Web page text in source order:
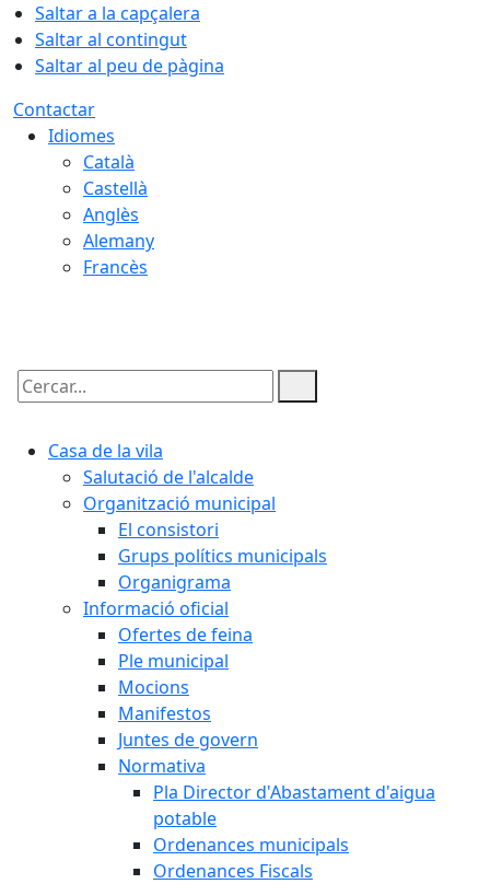
Saltar a la capçalera
Saltar al contingut
Saltar al peu de pàgina
Contactar
Idiomes
Català
Castellà
Anglès
Alemany
Francès
Cercar:
Casa de la vila
Salutació de l'alcalde
Organització municipal
El consistori
Grups polítics municipals
Organigrama
Informació oficial
Ofertes de feina
Ple municipal
Mocions
Manifestos
Juntes de govern
Normativa
Pla Director d'Abastament d'aigua
potable
Ordenances municipals
Ordenances Fiscals